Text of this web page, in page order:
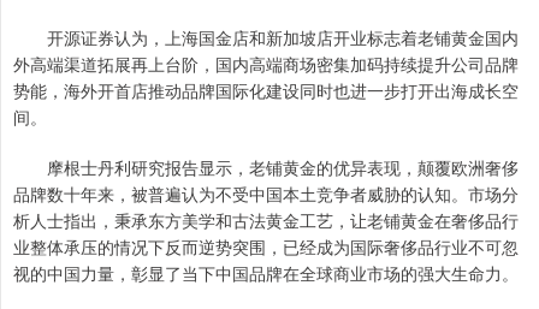
开源证券认为，上海国金店和新加坡店开业标志着老铺黄金国内
外高端渠道拓展再上台阶，国内高端商场密集加码持续提升公司品牌
势能，海外开首店推动品牌国际化建设同时也进一步打开出海成长空
间。
摩根士丹利研究报告显示，老铺黄金的优异表现，颠覆欧洲奢侈
品牌数十年来，被普遍认为不受中国本土竞争者威胁的认知。市场分
析人士指出，秉承东方美学和古法黄金工艺，让老铺黄金在奢侈品行
业整体承压的情况下反而逆势突围，已经成为国际奢侈品行业不可忽
视的中国力量，彰显了当下中国品牌在全球商业市场的强大生命力。